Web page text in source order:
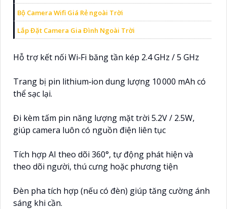
Bộ Camera Wifi Giá Rẻ ngoài Trời
Lắp Đặt Camera Gia Đình Ngoài Trời
Hỗ trợ kết nối Wi‑Fi băng tần kép 2.4 GHz / 5 GHz
Trang bị pin lithium‑ion dung lượng 10 000 mAh có
thể sạc lại.
Đi kèm tấm pin năng lượng mặt trời 5.2V / 2.5W,
giúp camera luôn có nguồn điện liên tục
Tích hợp AI theo dõi 360°, tự động phát hiện và
theo dõi người, thú cưng hoặc phương tiện
Đèn pha tích hợp (nếu có đèn) giúp tăng cường ánh
sáng khi cần.